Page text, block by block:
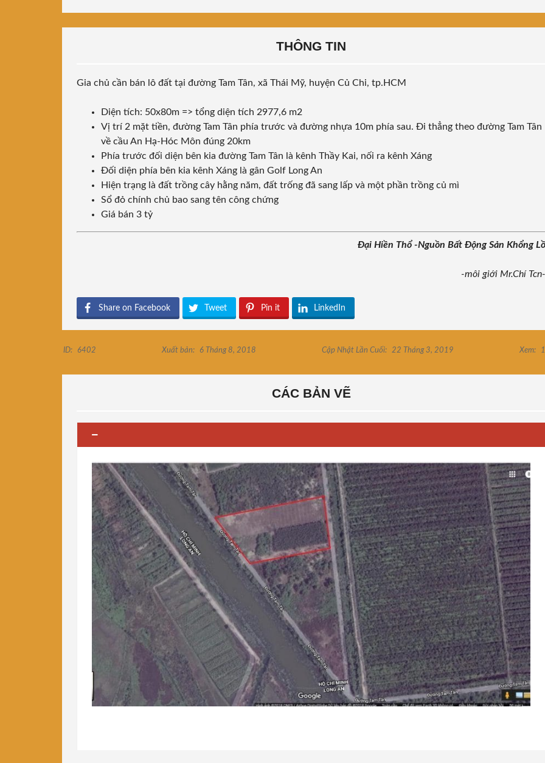
THÔNG TIN
Gia chủ cần bán lô đất tại đường Tam Tân, xã Thái Mỹ, huyện Củ Chi, tp.HCM
Diện tích: 50x80m => tổng diện tích 2977,6 m2
Vị trí 2 mặt tiền, đường Tam Tân phía trước và đường nhựa 10m phía sau. Đi thẳng theo đường Tam Tân
về cầu An Hạ-Hóc Môn đúng 20km
Phía trước đối diện bên kia đường Tam Tân là kênh Thầy Kai, nối ra kênh Xáng
Đối diện phía bên kia kênh Xáng là gân Golf Long An
Hiện trạng là đất trồng cây hằng năm, đất trống đã sang lấp và một phần trồng củ mì
Sổ đỏ chính chủ bao sang tên công chứng
Giá bán 3 tỷ
Đại Hiền Thổ -Nguồn Bất Động Sản Khổng Lồ
-môi giới Mr.Chí Tcn-
Share on Facebook Tweet Pin it LinkedIn
ID: 6402 Xuất bản: 6 Tháng 8, 2018 Cập Nhật Lần Cuối: 22 Tháng 3, 2019 Xem:
CÁC BẢN VẼ